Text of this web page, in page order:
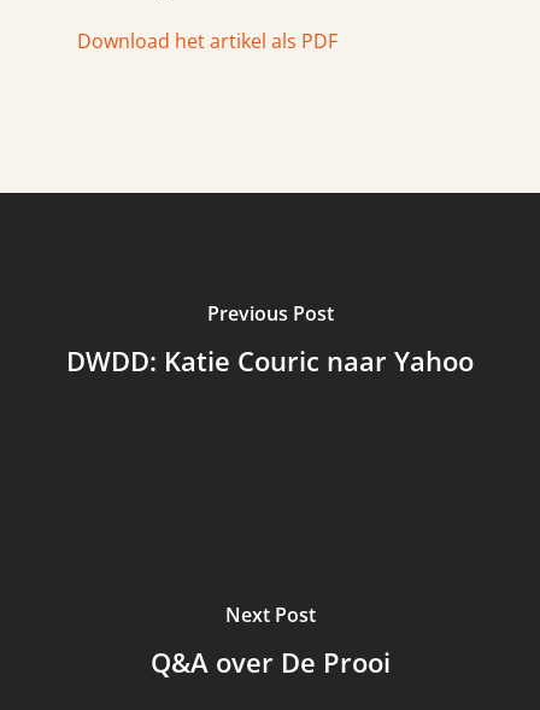
Download het artikel als PDF
Previous Post
DWDD: Katie Couric naar Yahoo
Next Post
Q&A over De Prooi